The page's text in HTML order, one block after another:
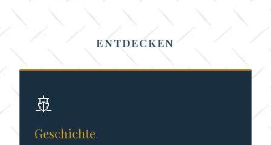
ENTDECKEN
🚢
Geschichte